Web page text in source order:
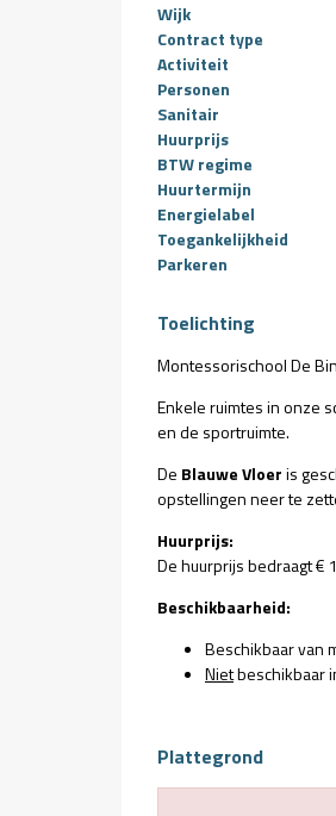
Wijk
Contract type
Activiteit
Personen
Sanitair
Huurprijs
BTW regime
Huurtermijn
Energielabel
Toegankelijkheid
Parkeren
Toelichting
Montessorischool De
Enkele ruimtes in onze
en de sportruimte.
De Blauwe Vloeris
opstellingen neer te
Huurprijs:
De huurprijs bedraagt €
Beschikbaarheid:
Beschikbaar van
Nietbeschikbaar
Plattegrond